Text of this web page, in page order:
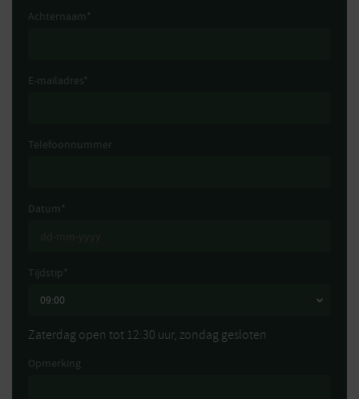
Achternaam *
E-mailadres*
Telefoonnummer
Datum *
Tijdstip*
Zaterdag open tot 12:30 uur, zondag gesloten
Opmerking